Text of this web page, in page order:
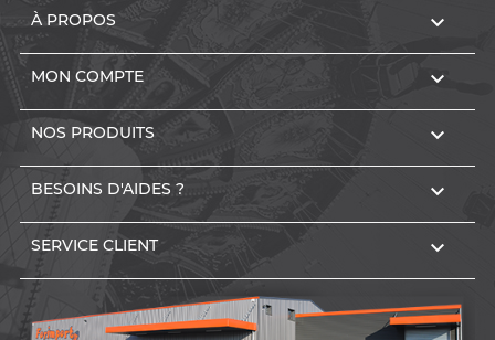
À PROPOS 
MON COMPTE 
NOS PRODUITS 
BESOINS D'AIDES ? 
SERVICE CLIENT 